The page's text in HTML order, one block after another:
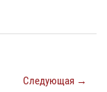
Следующая →